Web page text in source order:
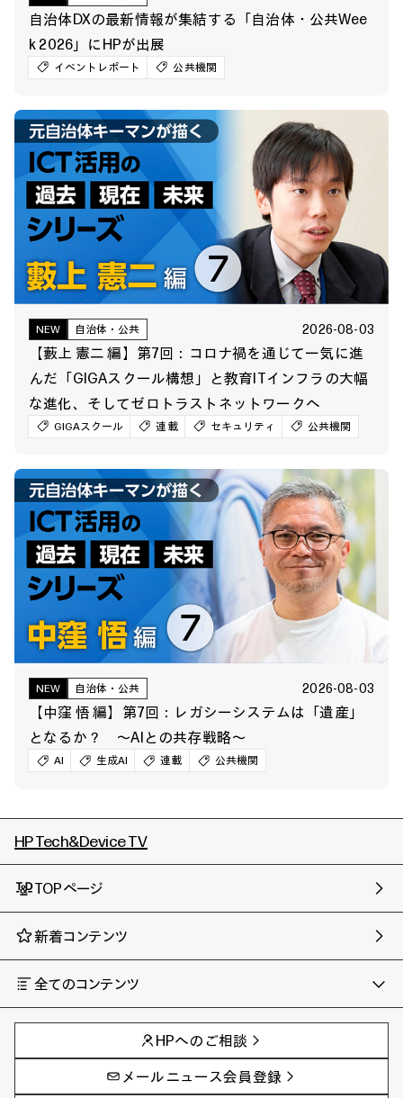
自治体DXの最新情報が集結する「自治体・公共Wee
k 2026」にHPが出展
イベントレポート 公共機関
NEW 自治体・公共 2026-08-03
【藪上 憲二 編】第7回：コロナ禍を通じて一気に進
んだ「GIGAスクール構想」と教育ITインフラの大幅
な進化、そしてゼロトラストネットワークへ
GIGAスクール 連載 セキュリティ 公共機関
NEW 自治体・公共 2026-08-03
【中窪 悟 編】第7回：レガシーシステムは「遺産」
となるか？ ～AIとの共存戦略～
AI 生成AI 連載 公共機関
HP Tech&Device TV
TOPページ
新着コンテンツ
全てのコンテンツ
AIの進化と活用事例
製品トレンド & レビュー
サイバーセキュリティ
教育とテクノロジー
事例
イベントレポート
AI PC
AIワークステーション
HPへのご相談
メールニュース会員登録